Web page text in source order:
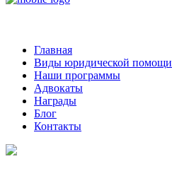
Главная
Виды юридической помощи
Наши программы
Адвокаты
Награды
Блог
Контакты